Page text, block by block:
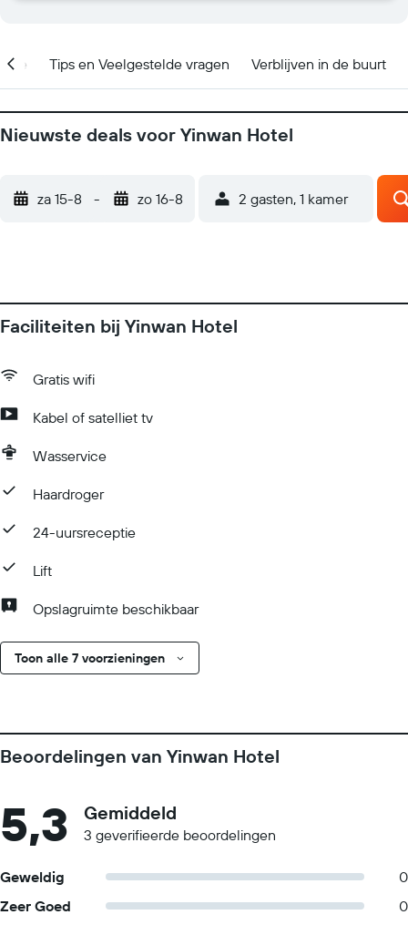
Tips en Veelgestelde vragen Verblijven in de buurt
Nieuwste deals voor Yinwan Hotel
za 15-8 - zo 16-8 2 gasten, 1 kamer
Faciliteiten bij Yinwan Hotel
Gratis wifi
Kabel of satelliet tv
Wasservice
Haardroger
24-uursreceptie
Lift
Opslagruimte beschikbaar
Toon alle 7 voorzieningen
Beoordelingen van Yinwan Hotel
5,3 Gemiddeld
3 geverifieerde beoordelingen
Geweldig
0
Zeer Goed
0